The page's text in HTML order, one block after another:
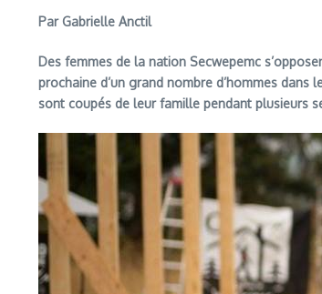
Par Gabrielle Anctil
Des femmes de la nation Secwepemc
prochaine d’un grand nombre d’hommes
sont coupés de leur famille pendant plusieurs